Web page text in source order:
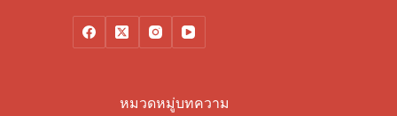
หมวดหมู่บทความ